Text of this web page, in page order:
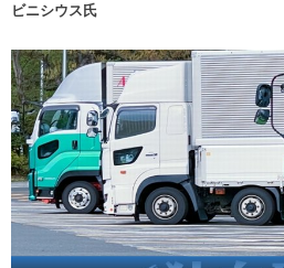
ビニシウス氏